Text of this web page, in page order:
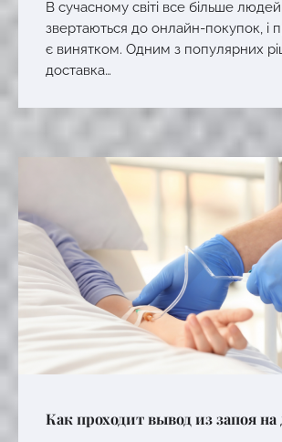
В сучасному світі все більше людей
звертаються до онлайн-покупок, і
є винятком. Одним з популярних
доставка…
Как проходит вывод из запоя на